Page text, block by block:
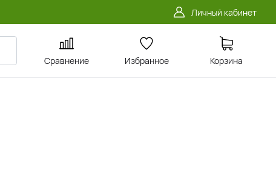
Личный кабинет
Сравнение Избранное Корзина